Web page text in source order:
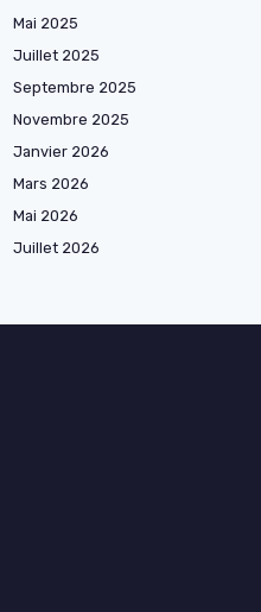
Mai 2025
Juillet 2025
Septembre 2025
Novembre 2025
Janvier 2026
Mars 2026
Mai 2026
Juillet 2026